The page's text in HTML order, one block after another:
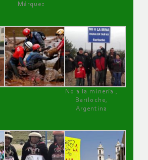
Márquez
No a la minería ,
Bariloche,
Argentina